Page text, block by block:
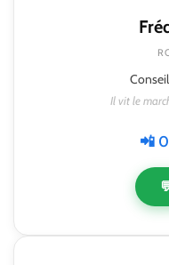
Il vit le
📲